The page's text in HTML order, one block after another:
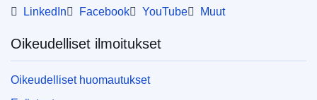
LinkedIn Facebook YouTube Muut
Oikeudelliset ilmoitukset
Oikeudelliset huomautukset